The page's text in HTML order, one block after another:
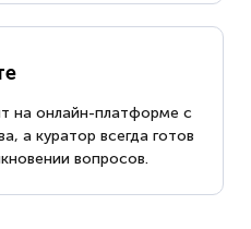
на онлайн-платформе с
а куратор всегда готов
вопросов.